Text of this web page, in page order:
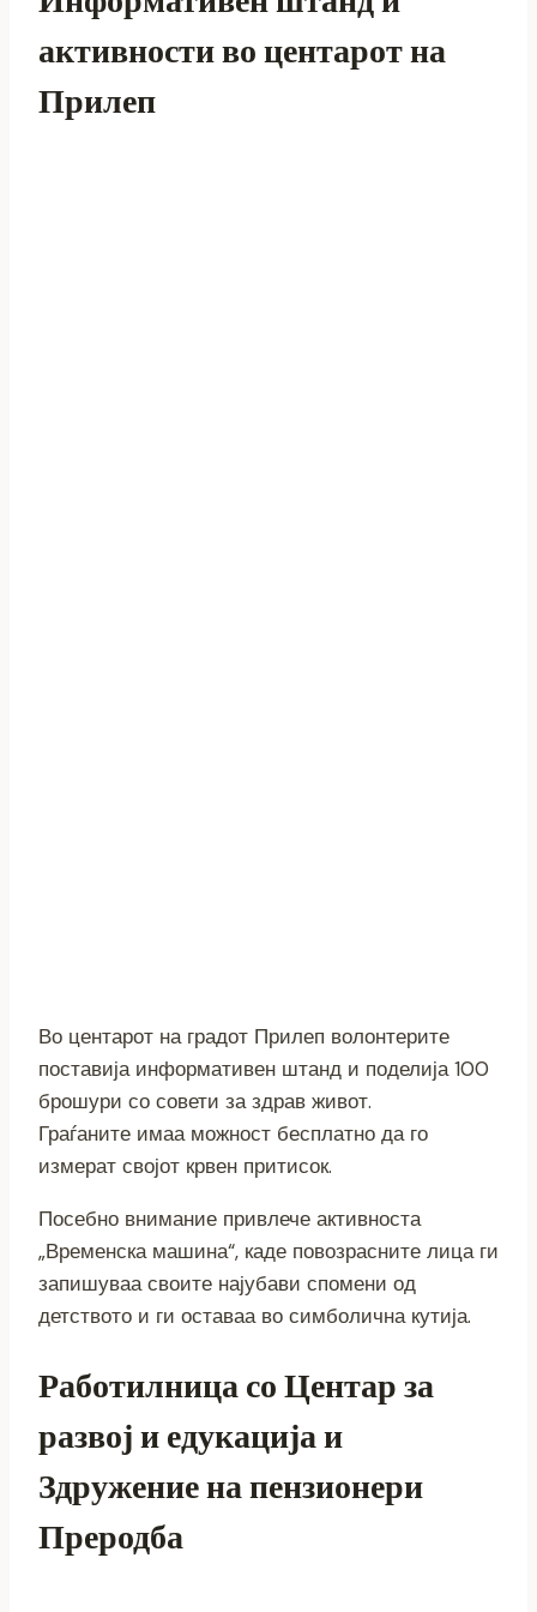
активности во центарот на
Прилеп
Во центарот на градот Прилеп волонтерите
поставија информативен штанд и поделија 100
брошури со совети за здрав живот.
Граѓаните имаа можност бесплатно да го
измерат својот крвен притисок.
Посебно внимание привлече активноста
„Временска машина“, каде повозрасните лица ги
запишуваа своите најубави спомени од
детството и ги оставаа во симболична кутија.
Работилница со Центар за
развој и едукација и
Здружение на пензионери
Преродба